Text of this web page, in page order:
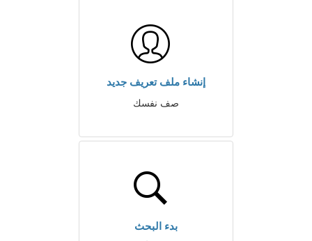
إنشاء ملف تعريف جديد
صف نفسك
بدء البحث